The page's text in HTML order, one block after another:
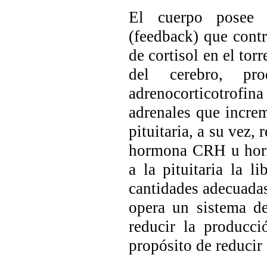
El cuerpo posee
(feedback) que
de cortisol en el
del cerebro,
adrenales que
pituitaria, a su vez,
hormona CRH u
a la pituitaria la
cantidades
opera un sistema
reducir la
propósito de